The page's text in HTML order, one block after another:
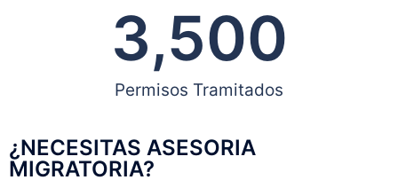
Permisos Tramitados
3,500
¿NECESITAS ASESORIA
MIGRATORIA?